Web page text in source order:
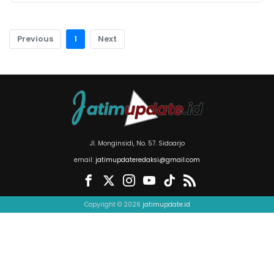
Previous 1 Next
Jl. Monginsidi, No. 57. Sidoarjo
email: jatimupdateredaksi@gmail.com
Copyright © 2026 jatimupdate.id